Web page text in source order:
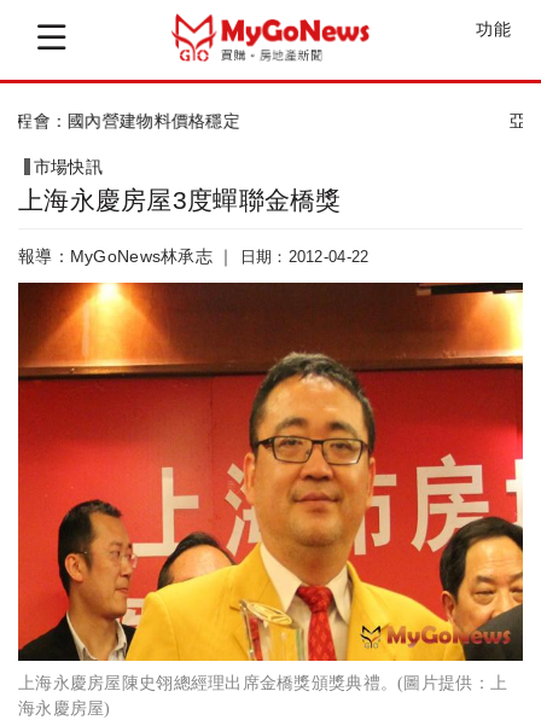
功能
亞洲最理想城市 台北排第六
市場快訊
上海永慶房屋3度蟬聯金橋獎
報導：MyGoNews林承志 ｜ 日期：2012-04-22
上海永慶房屋陳史翎總經理出席金橋獎頒獎典禮。(圖片提供：上
海永慶房屋)